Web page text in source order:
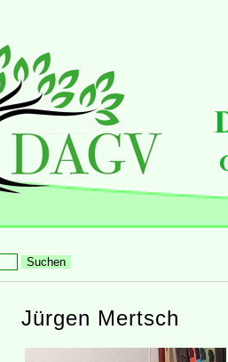
Jürgen Mertsch